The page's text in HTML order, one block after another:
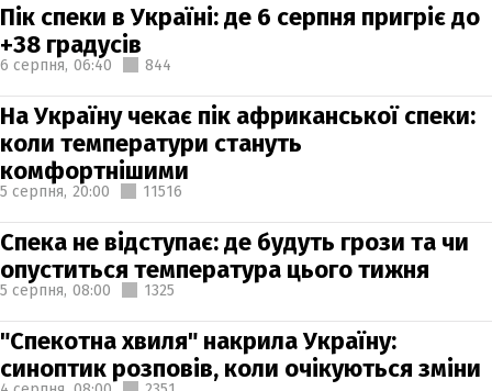
Пік спеки в Україні: де 6 серпня пригріє до
+38 градусів
6 серпня, 06:40 844
На Україну чекає пік африканської спеки:
коли температури стануть
комфортнішими
5 серпня, 20:00 11516
Спека не відступає: де будуть грози та чи
опуститься температура цього тижня
5 серпня, 08:00 1325
"Спекотна хвиля" накрила Україну:
синоптик розповів, коли очікуються зміни